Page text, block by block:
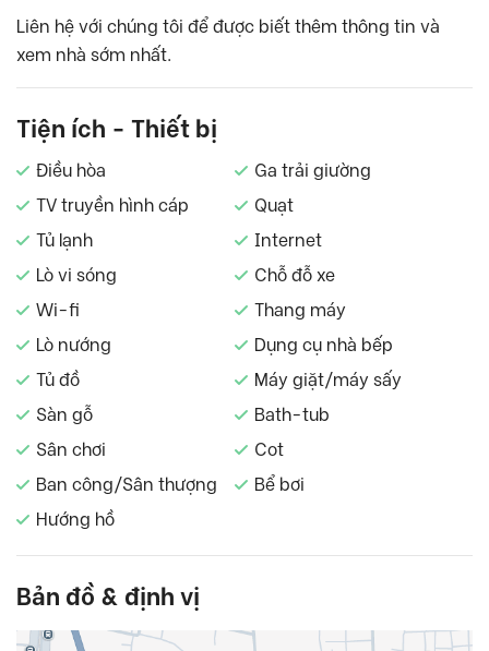
Liên hệ với chúng tôi để được biết thêm thông tin và
xem nhà sớm nhất.
Tiện ích - Thiết bị
Điều hòa
Ga trải giường
TV truyền hình cáp
Quạt
Tủ lạnh
Internet
Lò vi sóng
Chỗ đỗ xe
Wi-fi
Thang máy
Lò nướng
Dụng cụ nhà bếp
Tủ đồ
Máy giặt/máy sấy
Sàn gỗ
Bath-tub
Sân chơi
Cot
Ban công/Sân thượng
Bể bơi
Hướng hồ
Bản đồ & định vị